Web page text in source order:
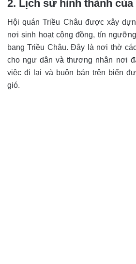
2. Lịch sử hình thành của
Hội quán Triều Châu được xây
nơi sinh hoạt cộng đồng, tín
bang Triều Châu. Đây là nơi thờ
cho ngư dân và thương nhân nơi
việc đi lại và buôn bán trên biển
gió.